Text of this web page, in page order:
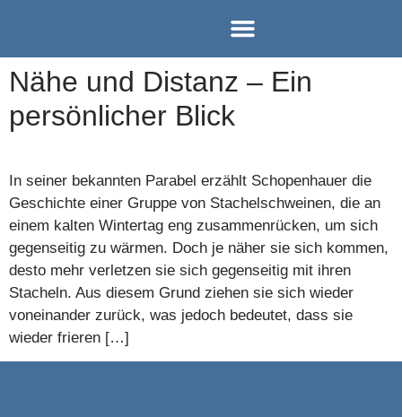
Nähe und Distanz – Ein
persönlicher Blick
In seiner bekannten Parabel erzählt Schopenhauer die
Geschichte einer Gruppe von Stachelschweinen, die an
einem kalten Wintertag eng zusammenrücken, um sich
gegenseitig zu wärmen. Doch je näher sie sich kommen,
desto mehr verletzen sie sich gegenseitig mit ihren
Stacheln. Aus diesem Grund ziehen sie sich wieder
voneinander zurück, was jedoch bedeutet, dass sie
wieder frieren […]